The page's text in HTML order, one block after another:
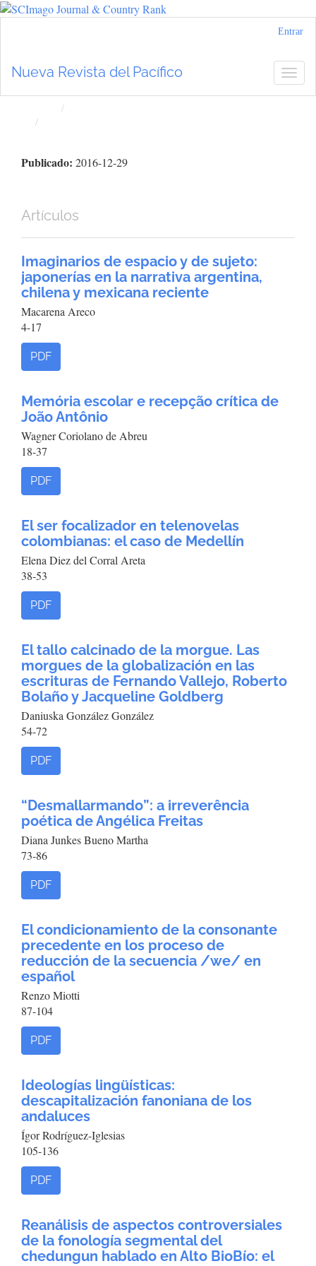
principal
Entrar
Nueva Revista del Pacífico
Publicado: 2016-12-29
Artículos
Imaginarios de espacio y de sujeto:
japonerías en la narrativa argentina,
chilena y mexicana reciente
Macarena Areco
4-17
PDF
Memória escolar e recepção crítica de
João Antônio
Wagner Coriolano de Abreu
18-37
PDF
El ser focalizador en telenovelas
colombianas: el caso de Medellín
Elena Diez del Corral Areta
38-53
PDF
El tallo calcinado de la morgue. Las
morgues de la globalización en las
escrituras de Fernando Vallejo, Roberto
Bolaño y Jacqueline Goldberg
Daniuska González González
54-72
PDF
“Desmallarmando”: a irreverência
poética de Angélica Freitas
Diana Junkes Bueno Martha
73-86
PDF
El condicionamiento de la consonante
precedente en los proceso de
reducción de la secuencia /we/ en
español
Renzo Miotti
87-104
PDF
Ideologías lingüísticas:
descapitalización fanoniana de los
andaluces
Ígor Rodríguez-Iglesias
105-136
PDF
Reanálisis de aspectos controversiales
de la fonología segmental del
chedungun hablado en Alto BioBío: el